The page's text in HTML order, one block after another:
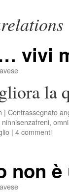
vivi
la
| Contrassegnato
ninnisenzafreni,
| 4 commenti
non